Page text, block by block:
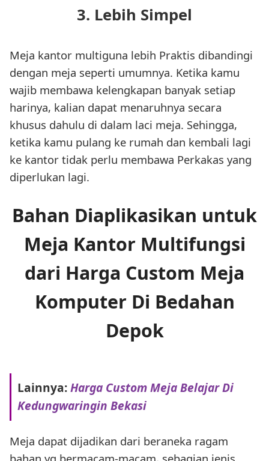
3. Lebih Simpel
Meja kantor multiguna lebih Praktis dibandingi
dengan meja seperti umumnya. Ketika kamu
wajib membawa kelengkapan banyak setiap
harinya, kalian dapat menaruhnya secara
khusus dahulu di dalam laci meja. Sehingga,
ketika kamu pulang ke rumah dan kembali lagi
ke kantor tidak perlu membawa Perkakas yang
diperlukan lagi.
Bahan Diaplikasikan untuk
Meja Kantor Multifungsi
dari Harga Custom Meja
Komputer Di Bedahan
Depok
Lainnya:Harga Custom Meja Belajar Di
Kedungwaringin Bekasi
Meja dapat dijadikan dari beraneka ragam